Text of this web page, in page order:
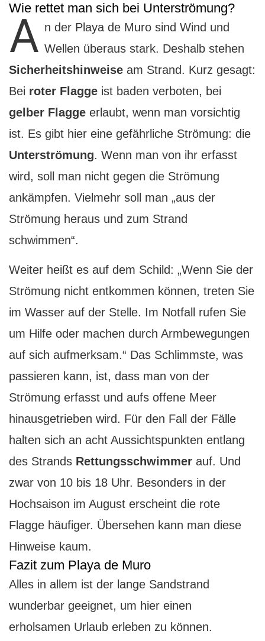
Wie rettet man sich bei Unterströmung?
A n der Playa de Muro sind Wind und
Wellen überaus stark. Deshalb stehen
Sicherheitshinweise am Strand. Kurz gesagt:
Bei roter Flagge ist baden verboten, bei
gelber Flagge erlaubt, wenn man vorsichtig
ist. Es gibt hier eine gefährliche Strömung: die
Unterströmung. Wenn man von ihr erfasst
wird, soll man nicht gegen die Strömung
ankämpfen. Vielmehr soll man „aus der
Strömung heraus und zum Strand
schwimmen“.
Weiter heißt es auf dem Schild: „Wenn Sie der
Strömung nicht entkommen können, treten Sie
im Wasser auf der Stelle. Im Notfall rufen Sie
um Hilfe oder machen durch Armbewegungen
auf sich aufmerksam.“ Das Schlimmste, was
passieren kann, ist, dass man von der
Strömung erfasst und aufs offene Meer
hinausgetrieben wird. Für den Fall der Fälle
halten sich an acht Aussichtspunkten entlang
des Strands Rettungsschwimmer auf. Und
zwar von 10 bis 18 Uhr. Besonders in der
Hochsaison im August erscheint die rote
Flagge häufiger. Übersehen kann man diese
Hinweise kaum.
Fazit zum Playa de Muro
Alles in allem ist der lange Sandstrand
wunderbar geeignet, um hier einen
erholsamen Urlaub erleben zu können.